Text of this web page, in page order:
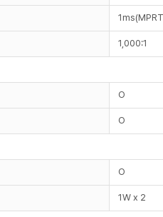
1,000:1
O
O
O
1W x 2